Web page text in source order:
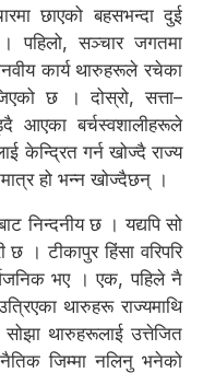
छाएको बहसभन्दा दुई
पहिलो, सञ्चार जगतमा
कार्य थारुहरूले रचेका
छ । दोस्रो, सत्ता–
आएका बर्चस्वशालीहरूले
केन्द्रित गर्न खोज्दै राज्य
हो भन्न खोज्दैछन् ।
निन्दनीय छ । यद्यपि सो
। टीकापुर हिंसा वरिपरि
भए । एक, पहिले नै
थारुहरू राज्यमाथि
थारुहरूलाई उत्तेजित
जिम्मा नलिनु भनेको